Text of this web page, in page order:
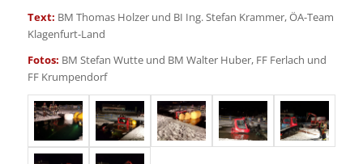
Text: BM Thomas Holzer und BI Ing. Stefan Krammer, ÖA-Team
Klagenfurt-Land
Fotos: BM Stefan Wutte und BM Walter Huber, FF Ferlach und
FF Krumpendorf